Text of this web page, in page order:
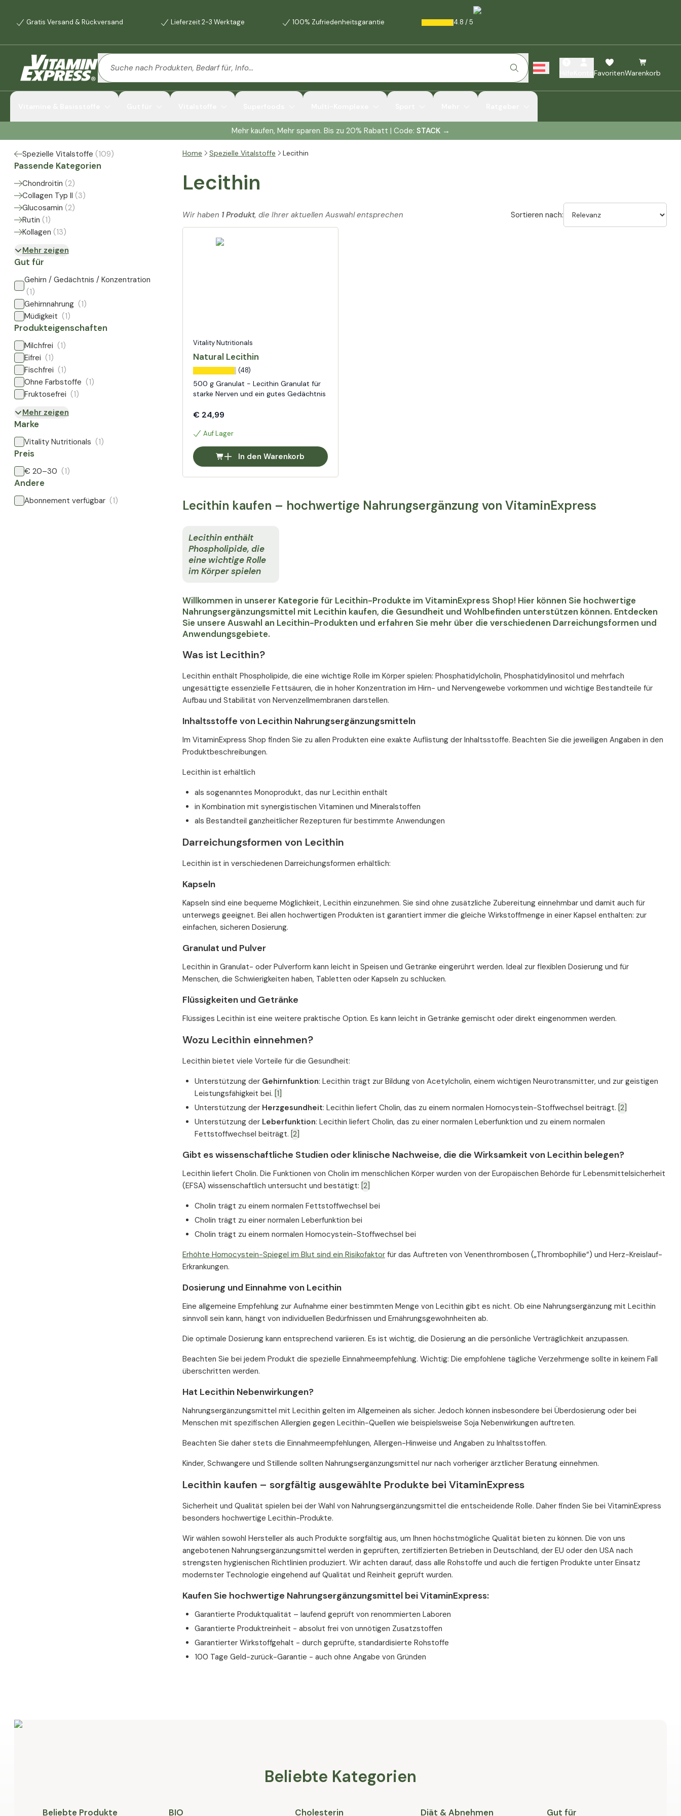
Gratis Versand & Rückversand Lieferzeit 2-3 Werktage 100% Zufriedenheitsgarantie 4.8 /5
FavoritenWarenkorb
Mehr kaufen, Mehr sparen. Bis zu 20% Rabatt | Code: STACK →
Spezielle Vitalstoffe (109)
Passende Kategorien
Chondroitin (2)
Collagen Typ II (3)
Glucosamin (2)
Rutin (1)
Kollagen (13)
Mehr zeigen
Gut für
Gehirn / Gedächtnis / Konzentration
(1)
Gehirnnahrung (1)
Müdigkeit (1)
Produkteigenschaften
Milchfrei (1)
Eifrei (1)
Fischfrei (1)
Ohne Farbstoffe (1)
Fruktosefrei (1)
Mehr zeigen
Marke
Vitality Nutritionals (1)
Preis
€ 20–30 (1)
Andere
Abonnement verfügbar (1)
Home Spezielle Vitalstoffe Lecithin
Lecithin
Wir haben 1 Produkt, die Ihrer aktuellen Auswahl entsprechen Sortieren nach:
Vitality Nutritionals
Natural Lecithin
(48)
500 g Granulat - Lecithin Granulat für
starke Nerven und ein gutes Gedächtnis
€ 24,99
Auf Lager
In den Warenkorb
Lecithin kaufen – hochwertige Nahrungsergänzung von VitaminExpress
Lecithin enthält
Phospholipide, die
eine wichtige Rolle
im Körper spielen
Willkommen in unserer Kategorie für Lecithin-Produkte im VitaminExpress Shop! Hier können Sie hochwertige
Nahrungsergänzungsmittel mit Lecithin kaufen, die Gesundheit und Wohlbefinden unterstützen können. Entdecken
Sie unsere Auswahl an Lecithin-Produkten und erfahren Sie mehr über die verschiedenen Darreichungsformen und
Anwendungsgebiete.
Was ist Lecithin?
Lecithin enthält Phospholipide, die eine wichtige Rolle im Körper spielen: Phosphatidylcholin, Phosphatidylinositol und mehrfach
ungesättigte essenzielle Fettsäuren, die in hoher Konzentration im Hirn- und Nervengewebe vorkommen und wichtige Bestandteile für
Aufbau und Stabilität von Nervenzellmembranen darstellen.
Inhaltsstoffe von Lecithin Nahrungsergänzungsmitteln
Im VitaminExpress Shop finden Sie zu allen Produkten eine exakte Auflistung der Inhaltsstoffe. Beachten Sie die jeweiligen Angaben in den
Produktbeschreibungen.
Lecithin ist erhältlich
als sogenanntes Monoprodukt, das nur Lecithin enthält
in Kombination mit synergistischen Vitaminen und Mineralstoffen
als Bestandteil ganzheitlicher Rezepturen für bestimmte Anwendungen
Darreichungsformen von Lecithin
Lecithin ist in verschiedenen Darreichungsformen erhältlich:
Kapseln
Kapseln sind eine bequeme Möglichkeit, Lecithin einzunehmen. Sie sind ohne zusätzliche Zubereitung einnehmbar und damit auch für
unterwegs geeignet. Bei allen hochwertigen Produkten ist garantiert immer die gleiche Wirkstoffmenge in einer Kapsel enthalten: zur
einfachen, sicheren Dosierung.
Granulat und Pulver
Lecithin in Granulat- oder Pulverform kann leicht in Speisen und Getränke eingerührt werden. Ideal zur flexiblen Dosierung und für
Menschen, die Schwierigkeiten haben, Tabletten oder Kapseln zu schlucken.
Flüssigkeiten und Getränke
Flüssiges Lecithin ist eine weitere praktische Option. Es kann leicht in Getränke gemischt oder direkt eingenommen werden.
Wozu Lecithin einnehmen?
Lecithin bietet viele Vorteile für die Gesundheit:
Unterstützung der Gehirnfunktion: Lecithin trägt zur Bildung von Acetylcholin, einem wichtigen Neurotransmitter, und zur geistigen
Leistungsfähigkeit bei. [1]
Unterstützung der Herzgesundheit: Lecithin liefert Cholin, das zu einem normalen Homocystein-Stoffwechsel beiträgt. [2]
Unterstützung der Leberfunktion: Lecithin liefert Cholin, das zu einer normalen Leberfunktion und zu einem normalen
Fettstoffwechsel beiträgt. [2]
Gibt es wissenschaftliche Studien oder klinische Nachweise, die die Wirksamkeit von Lecithin belegen?
Lecithin liefert Cholin. Die Funktionen von Cholin im menschlichen Körper wurden von der Europäischen Behörde für Lebensmittelsicherheit
(EFSA) wissenschaftlich untersucht und bestätigt: [2]
Cholin trägt zu einem normalen Fettstoffwechsel bei
Cholin trägt zu einer normalen Leberfunktion bei
Cholin trägt zu einem normalen Homocystein-Stoffwechsel bei
Erhöhte Homocystein-Spiegel im Blut sind ein Risikofaktorfür das Auftreten von Venenthrombosen („Thrombophilie“) und Herz-Kreislauf-
Erkrankungen.
Dosierung und Einnahme von Lecithin
Eine allgemeine Empfehlung zur Aufnahme einer bestimmten Menge von Lecithin gibt es nicht. Ob eine Nahrungsergänzung mit Lecithin
sinnvoll sein kann, hängt von individuellen Bedürfnissen und Ernährungsgewohnheiten ab.
Die optimale Dosierung kann entsprechend variieren. Es ist wichtig, die Dosierung an die persönliche Verträglichkeit anzupassen.
Beachten Sie bei jedem Produkt die spezielle Einnahmeempfehlung. Wichtig: Die empfohlene tägliche Verzehrmenge sollte in keinem Fall
überschritten werden.
Hat Lecithin Nebenwirkungen?
Nahrungsergänzungsmittel mit Lecithin gelten im Allgemeinen als sicher. Jedoch können insbesondere bei Überdosierung oder bei
Menschen mit spezifischen Allergien gegen Lecithin-Quellen wie beispielsweise Soja Nebenwirkungen auftreten.
Beachten Sie daher stets die Einnahmeempfehlungen, Allergen-Hinweise und Angaben zu Inhaltsstoffen.
Kinder, Schwangere und Stillende sollten Nahrungsergänzungsmittel nur nach vorheriger ärztlicher Beratung einnehmen.
Lecithin kaufen – sorgfältig ausgewählte Produkte bei VitaminExpress
Sicherheit und Qualität spielen bei der Wahl von Nahrungsergänzungsmittel die entscheidende Rolle. Daher finden Sie bei VitaminExpress
besonders hochwertige Lecithin-Produkte.
Wir wählen sowohl Hersteller als auch Produkte sorgfältig aus, um Ihnen höchstmögliche Qualität bieten zu können. Die von uns
angebotenen Nahrungsergänzungsmittel werden in geprüften, zertifizierten Betrieben in Deutschland, der EU oder den USA nach
strengsten hygienischen Richtlinien produziert. Wir achten darauf, dass alle Rohstoffe und auch die fertigen Produkte unter Einsatz
modernster Technologie eingehend auf Qualität und Reinheit geprüft wurden.
Kaufen Sie hochwertige Nahrungsergänzungsmittel bei VitaminExpress:
Garantierte Produktqualität – laufend geprüft von renommierten Laboren
Garantierte Produktreinheit - absolut frei von unnötigen Zusatzstoffen
Garantierter Wirkstoffgehalt - durch geprüfte, standardisierte Rohstoffe
100 Tage Geld-zurück-Garantie - auch ohne Angabe von Gründen
Beliebte Kategorien
Beliebte Produkte BIO Cholesterin Diät & Abnehmen Gut für